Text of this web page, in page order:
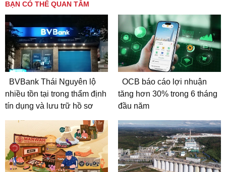
BẠN CÓ THỂ QUAN TÂM
BVBank Thái Nguyên lộ
nhiều tồn tại trong thẩm định
tín dụng và lưu trữ hồ sơ
OCB báo cáo lợi nhuận
tăng hơn 30% trong 6 tháng
đầu năm